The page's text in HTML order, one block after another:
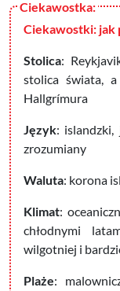
Ciekawostki: jak
Stolica:
stolica świata,
Hallgrímura
Język: islandzki,
zrozumiany
Waluta: korona
Klimat:
chłodnymi
wilgotniej i
Plaże: